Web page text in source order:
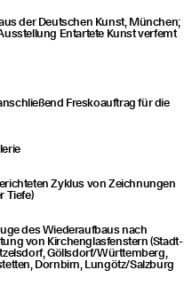
der Deut­schen Kunst, Mün­chen;
Ent­ar­te­te Kunst verfemt
Fres­ko­auf­trag für die
Zyklus von Zeich­nun­gen
Tiefe)
des Wie­der­auf­baus nach
von Kir­chen­glas­fens­tern (Stadt­
Göllsdorf/​Württemberg,
Dorn­birn, Lungötz/​Salzburg